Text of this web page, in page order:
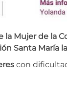
la Mujer de la
Santa María
con